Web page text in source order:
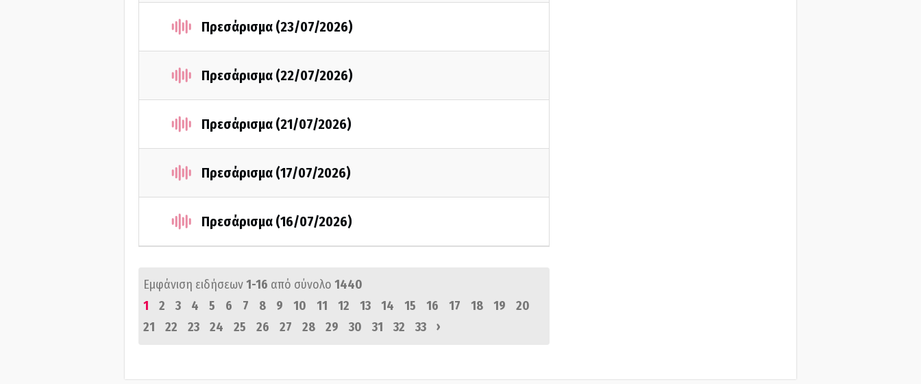
Πρεσάρισμα (23/07/2026)
Πρεσάρισμα (22/07/2026)
Πρεσάρισμα (21/07/2026)
Πρεσάρισμα (17/07/2026)
Πρεσάρισμα (16/07/2026)
Εμφάνιση ειδήσεων1-16 από σύνολο 1440
1
2 3 4 5 6 7 8 9 10 11 12 13 14 15 16 17 18 19
20
21
22 23 24 25 26 27 28 29 30 31 32 33 ›